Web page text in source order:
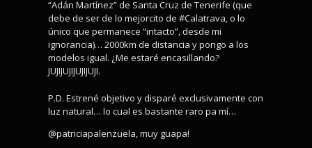
“Adán Martínez” de Santa Cruz de Tenerife (que
debe de ser de lo mejorcito de #Calatrava, o lo
único que permanece “intacto”, desde mi
ignorancia)… 2000km de distancia y pongo a los
modelos igual. ¿Me estaré encasillando?
JUJIJUJIJUJIJUJI.
P.D. Estrené objetivo y disparé exclusivamente con
luz natural… lo cual es bastante raro pa mí…
@patriciapalenzuela, muy guapa!